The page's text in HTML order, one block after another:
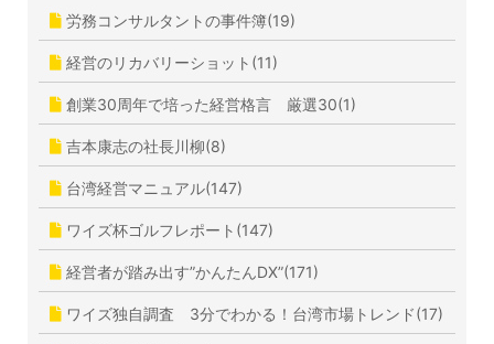
労務コンサルタントの事件簿(19)
経営のリカバリーショット(11)
創業30周年で培った経営格言 厳選30(1)
吉本康志の社長川柳(8)
台湾経営マニュアル(147)
ワイズ杯ゴルフレポート(147)
経営者が踏み出す”かんたんDX”(171)
ワイズ独自調査 3分でわかる！台湾市場トレンド(17)